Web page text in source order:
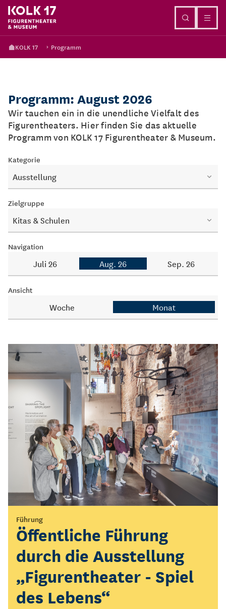
KOLK 17 Programm
Programm: August 2026
Wir tauchen ein in die unendliche Vielfalt des
Figurentheaters. Hier finden Sie das aktuelle
Programm von KOLK 17 Figurentheater & Museum.
Kategorie
Ausstellung
Zielgruppe
Kitas & Schulen
Navigation
Juli 26 Aug. 26 Sep. 26
Ansicht
Woche Monat
Vermittlung
KOLK*Laberfeuer
Setzt euch mit uns ans KOLK*Laberfeuer!
Mehrere Termine
Führung
Öffentliche Führung
durch die Ausstellung
„Figurentheater - Spiel
des Lebens“